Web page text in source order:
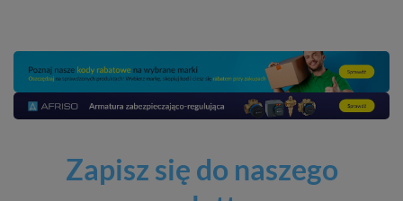
Zapisz się do naszego